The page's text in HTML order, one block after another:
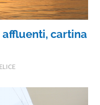
affluenti, cartina